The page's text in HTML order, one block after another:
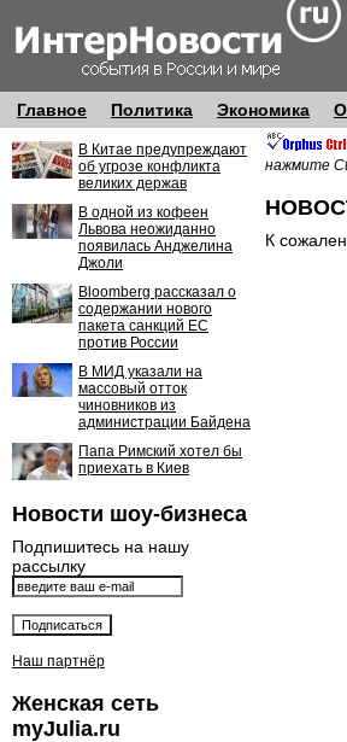
Главное Политика Экономика
В Китае предупреждают
об угрозе конфликта
великих держав
В одной из кофеен
Львова неожиданно
появилась Анджелина
Джоли
Bloomberg рассказал о
содержании нового
пакета санкций ЕС
против России
В МИД указали на
массовый отток
чиновников из
администрации Байдена
Папа Римский хотел бы
приехать в Киев
Новости шоу-бизнеса
Подпишитесь на нашу
рассылку
Наш партнёр
Женская сеть
myJulia.ru
нажмите
К